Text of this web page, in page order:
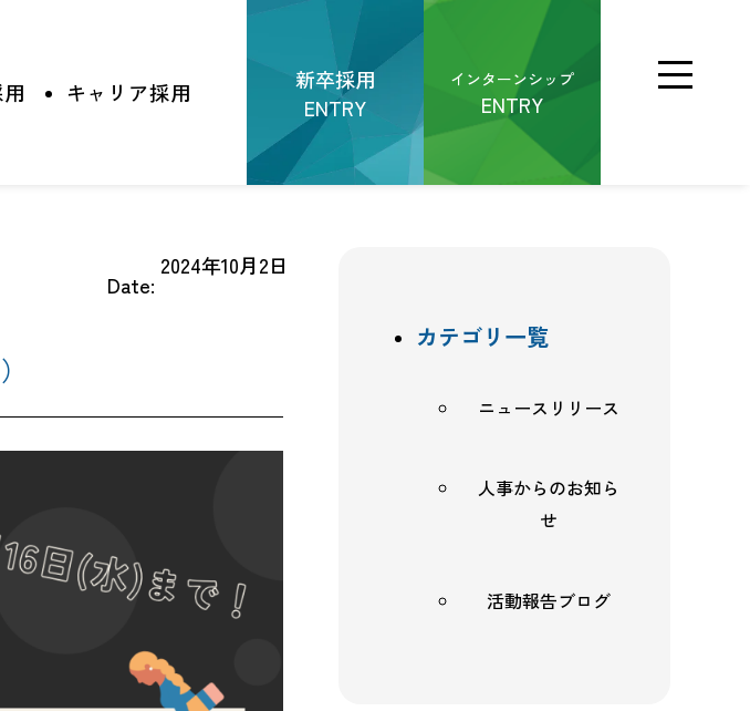
キャリア採用
新卒採用
ENTRY
インターンシップ
ENTRY
制度・環境を知る
社内制度
働く環境
選考について
Date:
2024年10月2日
カテゴリ一覧
ニュースリリース
人事からのお知ら
せ
活動報告ブログ